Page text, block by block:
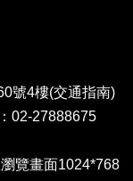
覽畫面1024*768